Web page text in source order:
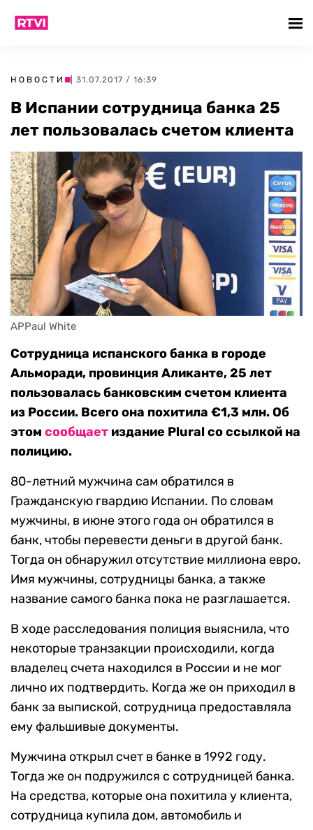
НОВОСТИ | 31.07.2017 / 16:39
В Испании сотрудница банка 25
лет пользовалась счетом клиента
APPaul White
Сотрудница испанского банка в городе
Альморади, провинция Аликанте, 25 лет
пользовалась банковским счетом клиента
из России. Всего она похитила €1,3 млн. Об
этом сообщает издание Plural со ссылкой на
полицию.
80-летний мужчина сам обратился в
Гражданскую гвардию Испании. По словам
мужчины, в июне этого года он обратился в
банк, чтобы перевести деньги в другой банк.
Тогда он обнаружил отсутствие миллиона евро.
Имя мужчины, сотрудницы банка, а также
название самого банка пока не разглашается.
В ходе расследования полиция выяснила, что
некоторые транзакции происходили, когда
владелец счета находился в России и не мог
лично их подтвердить. Когда же он приходил в
банк за выпиской, сотрудница предоставляла
ему фальшивые документы.
Мужчина открыл счет в банке в 1992 году.
Тогда же он подружился с сотрудницей банка.
На средства, которые она похитила у клиента,
сотрудница купила дом, автомобиль и